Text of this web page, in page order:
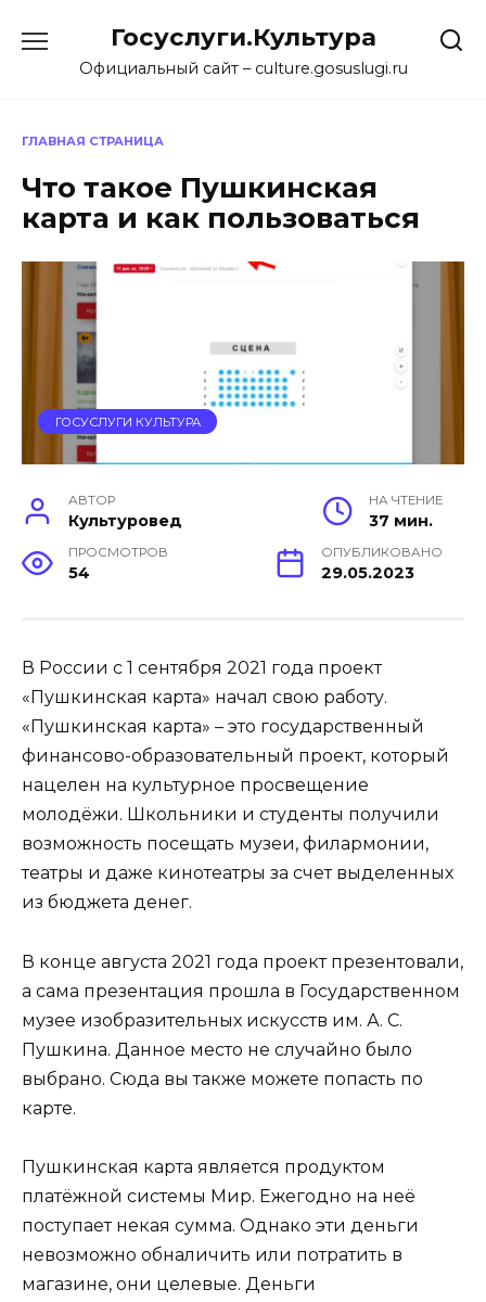
содержанию
Госуслуги.Культура
Официальный сайт – culture.gosuslugi.ru
ГЛАВНАЯ СТРАНИЦА
Что такое Пушкинская
карта и как пользоваться
ГОСУСЛУГИ КУЛЬТУРА
АВТОР
Культуровед
НА ЧТЕНИЕ
37 мин.
ПРОСМОТРОВ
54
ОПУБЛИКОВАНО
29.05.2023
В России с 1 сентября 2021 года проект
«Пушкинская карта» начал свою работу.
«Пушкинская карта» – это государственный
финансово-образовательный проект, который
нацелен на культурное просвещение
молодёжи. Школьники и студенты получили
возможность посещать музеи, филармонии,
театры и даже кинотеатры за счет выделенных
из бюджета денег.
В конце августа 2021 года проект презентовали,
а сама презентация прошла в Государственном
музее изобразительных искусств им. А. С.
Пушкина. Данное место не случайно было
выбрано. Сюда вы также можете попасть по
карте.
Пушкинская карта является продуктом
платёжной системы Мир. Ежегодно на неё
поступает некая сумма. Однако эти деньги
невозможно обналичить или потратить в
магазине, они целевые. Деньги